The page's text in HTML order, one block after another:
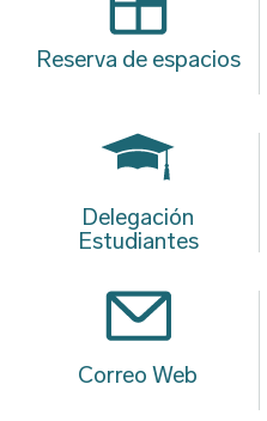
Reserva de espacios
Delegación
Estudiantes
Correo Web